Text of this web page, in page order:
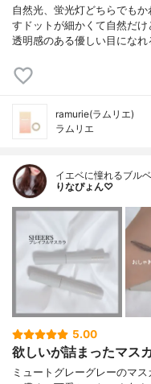
自然光、蛍光灯どちらでも
すドットが細かくて自然だ
透明感のある優しい目にな
ramurie(ラムリエ)
ラムリエ
イエベに憧れるブル
りなぴょん♡
5.00
欲しいが詰まったマス
ミュートグレーグレーのマ